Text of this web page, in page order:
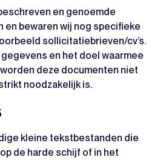
en genoemde
en bewaren wij nog specifieke
sollicitatiebrieven/cv’s.
en het doel waarmee
deze documenten niet
noodzakelijk is.
kleine tekstbestanden die
de harde schijf of in het